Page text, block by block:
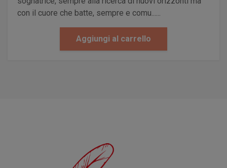
con il cuore che batte, sempre e comu......
Aggiungi al carrello